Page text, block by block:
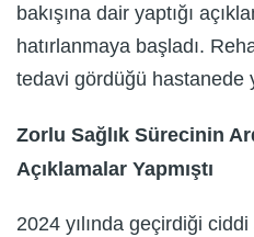
bakışına dair yaptığı
hatırlanmaya başladı.
tedavi gördüğü hastanede
Zorlu Sağlık Sürecinin
Açıklamalar Yapmıştı
2024 yılında geçirdiği ciddi